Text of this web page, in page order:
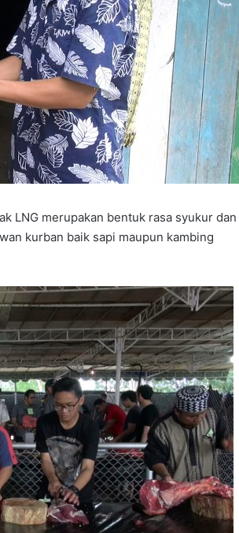
LNG merupakan bentuk rasa syukur dan
kurban baik sapi maupun kambing